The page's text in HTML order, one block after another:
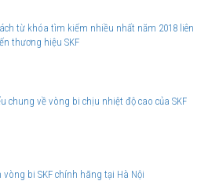
từ khóa tìm kiếm nhiều nhất năm 2018 liên
thương hiệu SKF
chung về vòng bi chịu nhiệt độ cao của SKF
vòng bi SKF chính hãng tại Hà Nội